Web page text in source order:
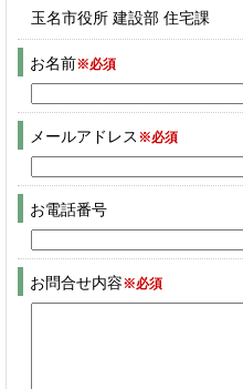
玉名市役所 建設部 住宅課
お名前※必須
メールアドレス ※必須
お電話番号
お問合せ内容※必須